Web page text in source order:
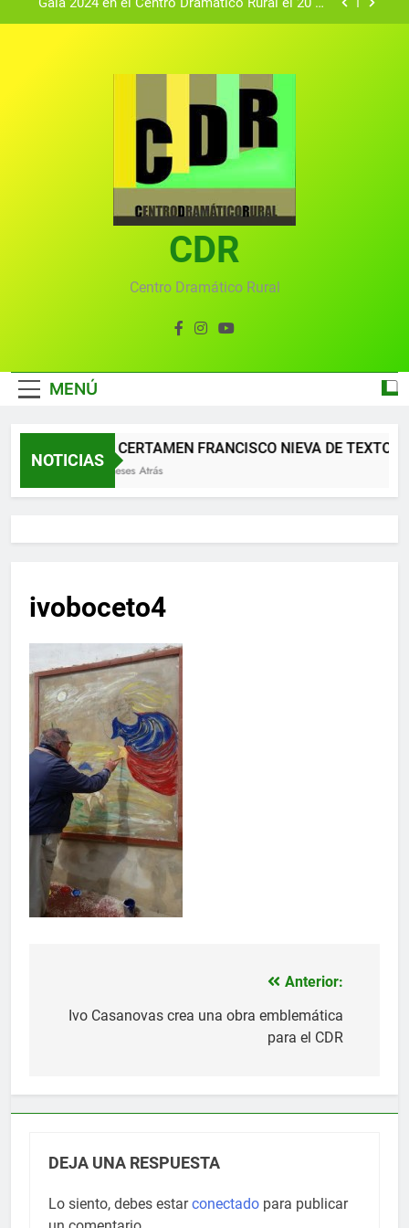
Gala 2024 en el Centro Dramático Rural el 20 de
convocado por el Centro Dramático Rural de Mira
(Cuenca)
Gala anual virtual del Centro Dramático Rural de
Gala del Centro Dramático Rural 2025
Gala 2024 en el Centro Dramático Rural el 20 de
Textos seleccionados en el VI Certamen
Francisco Nieva de piezas breves teatrales
convocado por el Centro Dramático Rural de Mira
Gala anual virtual del Centro Dramático Rural de
CDR
Centro Dramático Rural
MENÚ
NOTICIAS
XII CERTAMEN FRANCISCO NIEVA DE TEXTOS
2 Meses Atrás
ivoboceto4
de
Anterior:
Ivo Casanovas crea una obra emblemática
para el CDR
DEJA UNA RESPUESTA
Lo siento, debes estarconectado para publicar